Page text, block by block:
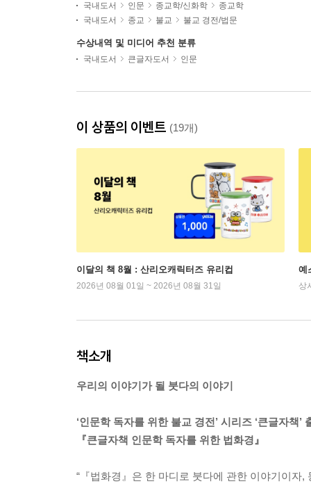
국내도서
인문 종교학/신화학
종교학
국내도서
종교 불교 불교 경전/법문
수상내역 및 미디어 추천 분류
국내도서 큰글자도서 인문
이 상품의 이벤트 (19개)
이달의 책 8월 : 산리오캐릭터즈 유리컵
2026년 08월 01일 ~ 2026년 08월 31일
예
상
책소개
우리의 이야기가 될 붓다의 이야기
‘인문학 독자를 위한 불교 경전’ 시리즈 ‘큰글자책’
『큰글자책 인문학 독자를 위한 법화경』
“『법화경』은 한 마디로 붓다에 관한 이야기이자